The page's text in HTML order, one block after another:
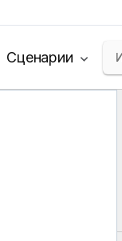
Сценарии